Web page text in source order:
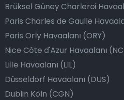
Brüksel Güney Charleroi
Paris Charles de Gaulle
Paris Orly Havaalanı (ORY)
Nice Côte d'Azur Havaalanı
Lille Havaalanı (LIL)
Düsseldorf Havaalanı (DUS)
Dublin Köln (CGN)